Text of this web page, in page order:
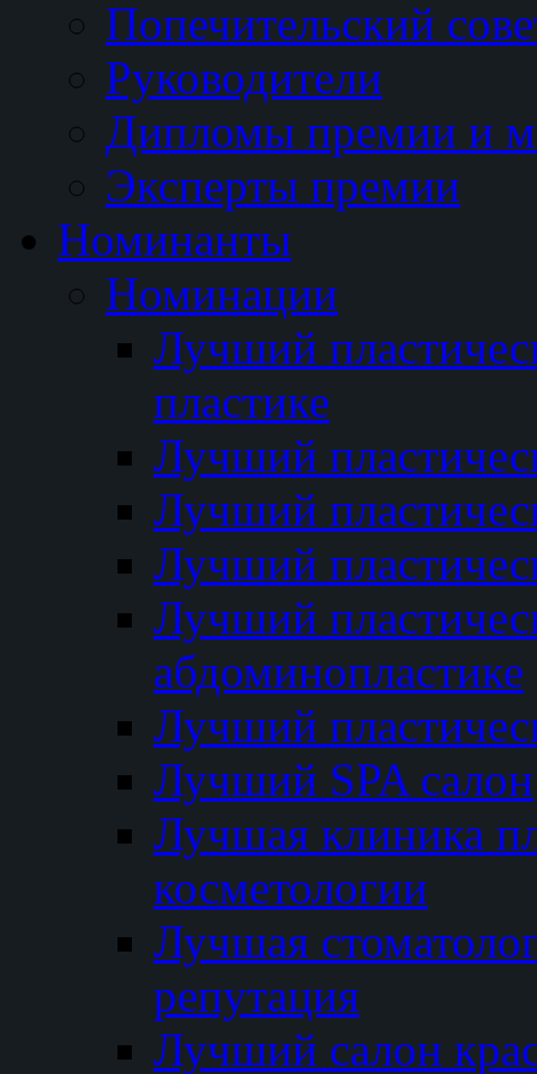
Попечительский
Руководители
Дипломы премии и
Эксперты премии
Номинанты
Номинации
Лучший
пластике
Лучший
Лучший
Лучший
Лучший
абдоминопластике
Лучший
Лучший SPA салон
Лучшая клиника
косметологии
Лучшая
репутация
Лучший салон